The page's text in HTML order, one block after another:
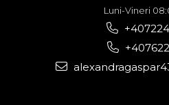
Luni-Vineri